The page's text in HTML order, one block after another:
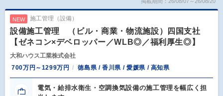
NEW 施工管理（設備）
設備施工管理 （ビル・商業・物流施設）四国支社
【ゼネコン×デベロッパー／WLB◎／福利厚生◎】
大和ハウス工業株式会社
700万円～1299万円
徳島県 / 香川県 / 愛媛県 / 高知県
電気・給排水衛生・空調換気設備の施工管理を幅広く担